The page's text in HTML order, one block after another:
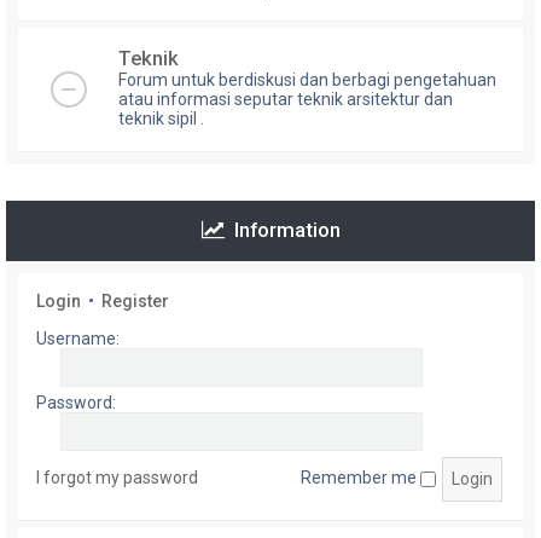
Teknik
Forum untuk berdiskusi dan berbagi pengetahuan
atau informasi seputar teknik arsitektur dan
teknik sipil .
Information
Login • Register
Username:
Password:
I forgot my password Remember me